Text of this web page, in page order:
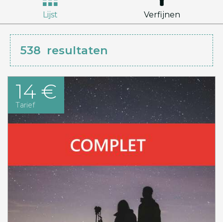
Lijst Verfijnen
538 resultaten
14 €
Tarief